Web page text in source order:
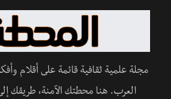
مجلة علمية ثقافية قائمة على أقلام
العرب. هنا محطتك الآمنة، طريقك